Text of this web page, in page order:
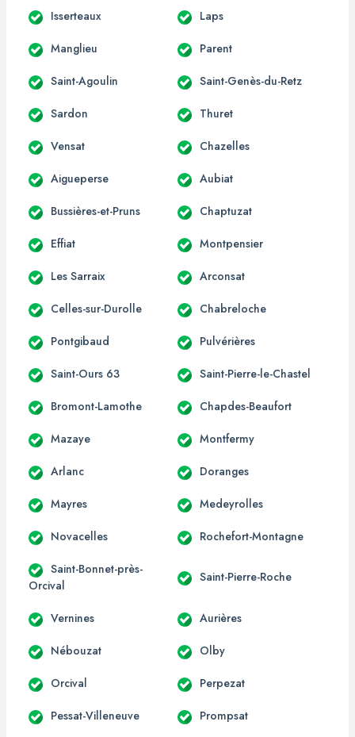
Isserteaux Laps
Manglieu Parent
Saint-Agoulin Saint-Genès-du-Retz
Sardon Thuret
Vensat Chazelles
Aigueperse Aubiat
Bussières-et-Pruns Chaptuzat
Effiat Montpensier
Les Sarraix Arconsat
Celles-sur-Durolle Chabreloche
Pontgibaud Pulvérières
Saint-Ours 63 Saint-Pierre-le-Chastel
Bromont-Lamothe Chapdes-Beaufort
Mazaye Montfermy
Arlanc Doranges
Mayres Medeyrolles
Novacelles Rochefort-Montagne
Saint-Bonnet-près-
Orcival
Saint-Pierre-Roche
Vernines Aurières
Nébouzat Olby
Orcival Perpezat
Pessat-Villeneuve Prompsat